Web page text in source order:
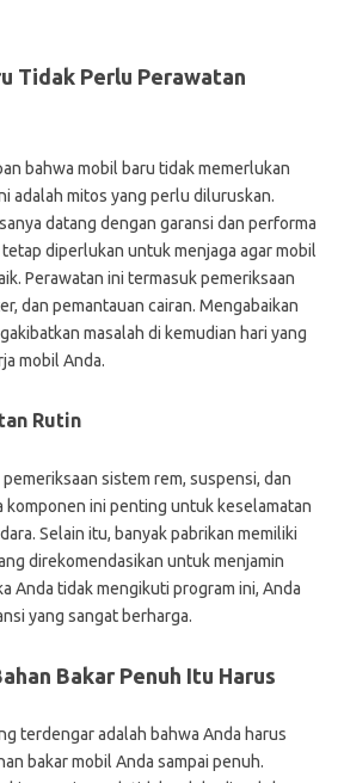
Tidak Perlu Perawatan
bahwa mobil baru tidak memerlukan
adalah mitos yang perlu diluruskan.
datang dengan garansi dan performa
diperlukan untuk menjaga agar mobil
Perawatan ini termasuk pemeriksaan
dan pemantauan cairan. Mengabaikan
masalah di kemudian hari yang
mobil Anda.
Rutin
sistem rem, suspensi, dan
komponen ini penting untuk keselamatan
Selain itu, banyak pabrikan memiliki
direkomendasikan untuk menjamin
Anda tidak mengikuti program ini, Anda
yang sangat berharga.
Bakar Penuh Itu Harus
terdengar adalah bahwa Anda harus
bakar mobil Anda sampai penuh.